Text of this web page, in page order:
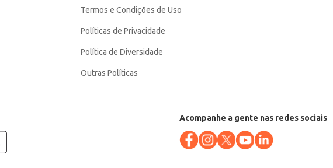
Termos e Condições de Uso
Políticas de Privacidade
Política de Diversidade
Outras Políticas
Acompanhe a gente nas redes sociais